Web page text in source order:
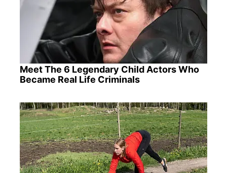
Meet The 6 Legendary Child Actors Who
Became Real Life Criminals